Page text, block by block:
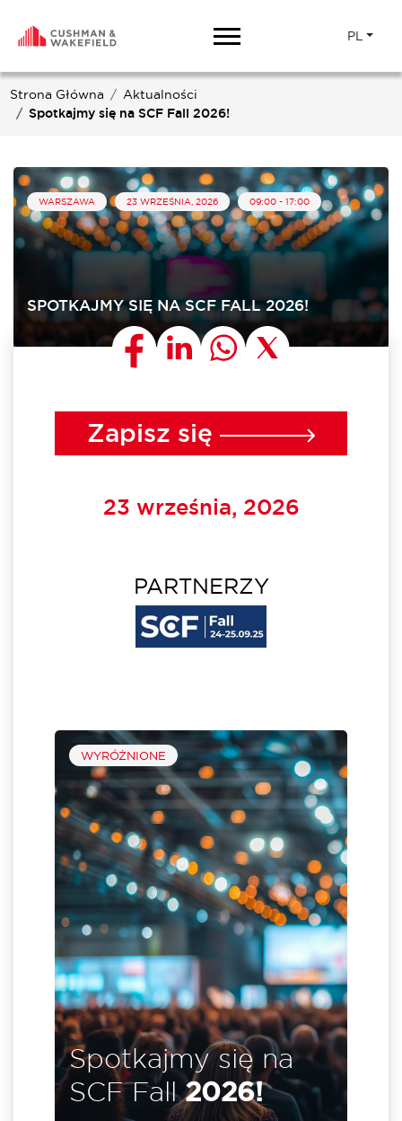
PL
Strona Główna
Aktualności
Spotkajmy się na SCF Fall 2026!
WARSZAWA 23 WRZEŚNIA, 2026 09:00 - 17:00
SPOTKAJMY SIĘ NA SCF FALL 2026!
Zapisz się
23 września, 2026
PARTNERZY
WYRÓŻNIONE
Spotkajmy się na
SCF Fall2026!